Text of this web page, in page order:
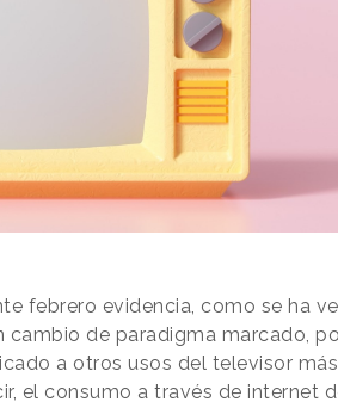
febrero evidencia, como se ha
de paradigma marcado,
a otros usos del televisor
el consumo a través de internet